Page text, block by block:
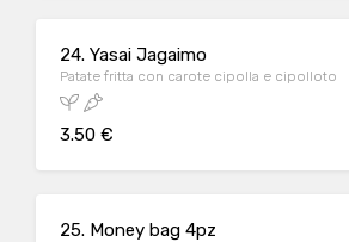
24. Yasai Jagaimo
Patate fritta con carote cipolla e cipolloto
3.50 €
25. Money bag 4pz